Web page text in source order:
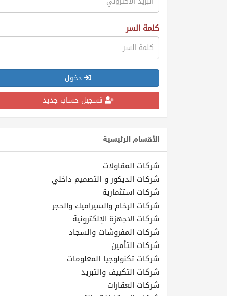
كلمة السر
دخول
تسجيل حساب جديد
الأقسام الرئيسية
شركات المقاولات
شركات الديكور و التصميم داخلي
شركات استثمارية
شركات الرخام والسيراميك والحجر
شركات الاجهزة الإلكترونية
شركات المفروشات والسجاد
شركات التأمين
شركات تكنولوجيا المعلومات
شركات التكييف والتبريد
شركات العقارات